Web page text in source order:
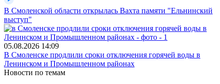
В Смоленской области открылась Вахта памяти "Ельнинский
выступ"
05.08.2026 14:09
В Смоленске продлили сроки отключения горячей воды в
Ленинском и Промышленном районах
Новости по темам